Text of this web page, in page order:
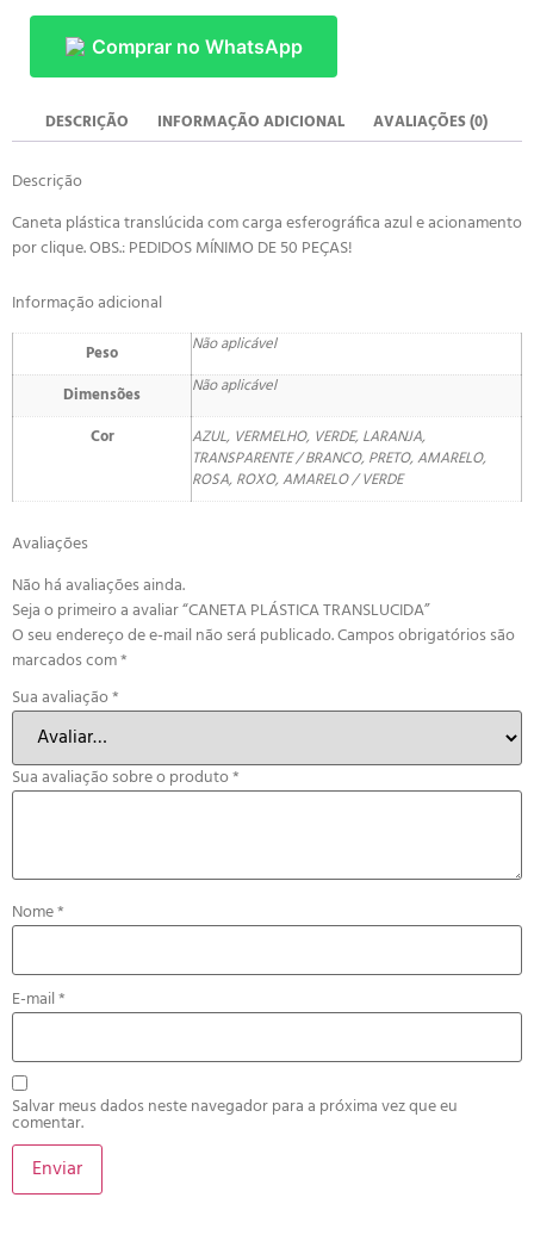
Comprar no WhatsApp
DESCRIÇÃO INFORMAÇÃO ADICIONAL AVALIAÇÕES (0)
Descrição
Caneta plástica translúcida com carga esferográfica azul e acionamento
por clique. OBS.: PEDIDOS MÍNIMO DE 50 PEÇAS!
Informação adicional
Peso Não aplicável
Dimensões Não aplicável
Cor
AZUL, VERMELHO, VERDE, LARANJA,
TRANSPARENTE / BRANCO, PRETO, AMARELO,
ROSA, ROXO, AMARELO / VERDE
Avaliações
Não há avaliações ainda.
Seja o primeiro a avaliar “CANETA PLÁSTICA TRANSLUCIDA”
O seu endereço de e-mail não será publicado.Campos obrigatórios são
marcados com*
Sua avaliação*
Sua avaliação sobre o produto*
Nome*
E-mail*
Salvar meus dados neste navegador para a próxima vez que eu
comentar.